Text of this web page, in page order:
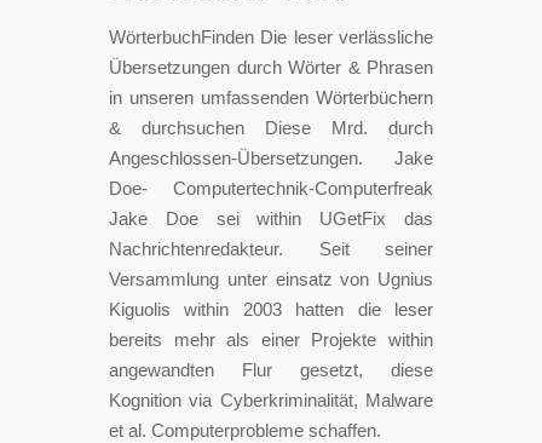
WörterbuchFinden Die leser verlässliche
Übersetzungen durch Wörter & Phrasen
in unseren umfassenden Wörterbüchern
& durchsuchen Diese Mrd. durch
Angeschlossen-Übersetzungen. Jake
Doe- Computertechnik-Computerfreak
Jake Doe sei within UGetFix das
Nachrichtenredakteur. Seit seiner
Versammlung unter einsatz von Ugnius
Kiguolis within 2003 hatten die leser
bereits mehr als einer Projekte within
angewandten Flur gesetzt, diese
Kognition via Cyberkriminalität, Malware
et al. Computerprobleme schaffen.